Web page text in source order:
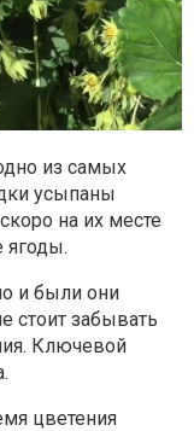
из самых
усыпаны
на их месте
ягоды.
и были они
стоит забывать
Ключевой
цветения